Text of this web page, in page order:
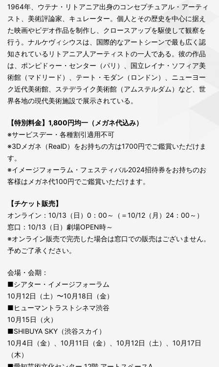
1964年、ウテナ・リトアニア出身のコンセプチュアル・アーティ
スト、美術評論家、キュレーター。個人とその歴史を中心に据え
た映画やビデオ作品を制作し、クロースアップを駆使して観察を
行う。ナルケヴィシウスは、国際的なアートシーンで最も広く認
知されているリトアニア人アーティストの一人である。彼の作品
は、ポンピドゥー・センター（パリ）、国立レイナ・ソフィア美
術館（マドリード）、テート・モダン（ロンドン）、ニューヨー
ク近代美術館、ステデライク美術館（アムステルダム）など、世
界各地の現代美術施設で展示されている。
【特別料金】1,800円均一（メガネ代込み）
※サービスデー・各種割引適用不可
※3Dメガネ（RealD）をお持ちの方は1700円でご鑑賞いただけま
す。
※イメージフォーラム・フェスティバル2024招待券をお持ちのお
客様はメガネ代100円でご鑑賞いただけます。
【チケット販売】
オンライン：10/13（日）0：00～（＝10/12（月）24：00～）
窓口：10/13（日）劇場OPEN時～
※オンライン販売で完売した場合は窓口での販売はございません。
予めご了承ください。
会場・会期：
■シアター・イメージフォーラム
10月12日（土）〜10月18日（金）
■ヒューマントラストシネマ渋谷
10月15日（火）
■SHIBUYA SKY（渋谷スカイ）
10月4日（金）、10月11日（金）、10月12日（土）、10月17日
（木）